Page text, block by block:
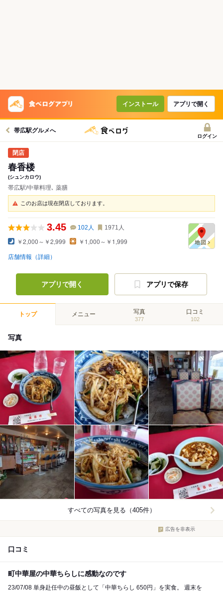
インストール アプリで開く
帯広駅グルメへ
ログイン
春香楼
(シュンカロウ)
帯広駅/中華料理､ 薬膳
このお店は現在閉店しております。
3.45 102 人 1971 人
￥2,000～￥2,999 ￥1,000～￥1,999
店舗情報（詳細）
アプリで開く アプリで保存
トップ メニュー 写真
377
口コミ
102
写真
すべての写真を見る（405件）
広告を非表示
口コミ
町中華屋の中華ちらしに感動なのです
23/07/08 単身赴任中の昼飯として「中華ちらし 650円」を実食。 週末を